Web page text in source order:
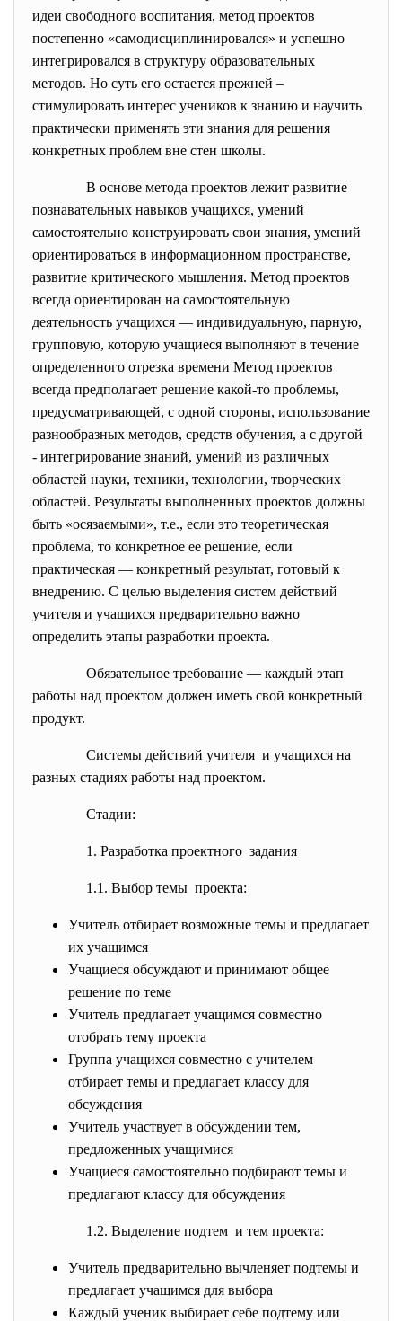
идеи свободного воспитания, метод проектов
постепенно «самодисциплинировался» и успешно
интегрировался в структуру образовательных
методов. Но суть его остается прежней –
стимулировать интерес учеников к знанию и научить
практически применять эти знания для решения
конкретных проблем вне стен школы.
В основе метода проектов лежит развитие
познавательных навыков учащихся, умений
самостоятельно конструировать свои знания, умений
ориентироваться в информационном пространстве,
развитие критического мышления. Метод проектов
всегда ориентирован на самостоятельную
деятельность учащихся — индивидуальную, парную,
групповую, которую учащиеся выполняют в течение
определенного отрезка времени Метод проектов
всегда предполагает решение какой-то проблемы,
предусматривающей, с одной стороны, использование
разнообразных методов, средств обучения, а с другой
- интегрирование знаний, умений из различных
областей науки, техники, технологии, творческих
областей. Результаты выполненных проектов должны
быть «осязаемыми», т.е., если это теоретическая
проблема, то конкретное ее решение, если
практическая — конкретный результат, готовый к
внедрению. С целью выделения систем действий
учителя и учащихся предварительно важно
определить этапы разработки проекта.
Обязательное требование — каждый этап
работы над проектом должен иметь свой конкретный
продукт.
Системы действий учителя и учащихся на
разных стадиях работы над проектом.
Стадии:
1. Разработка проектного задания
1.1. Выбор темы проекта:
Учитель отбирает возможные темы и предлагает
их учащимся
Учащиеся обсуждают и принимают общее
решение по теме
Учитель предлагает учащимся совместно
отобрать тему проекта
Группа учащихся совместно с учителем
отбирает темы и предлагает классу для
обсуждения
Учитель участвует в обсуждении тем,
предложенных учащимися
Учащиеся самостоятельно подбирают темы и
предлагают классу для обсуждения
1.2. Выделение подтем и тем проекта:
Учитель предварительно вычленяет подтемы и
предлагает учащимся для выбора
Каждый ученик выбирает себе подтему или